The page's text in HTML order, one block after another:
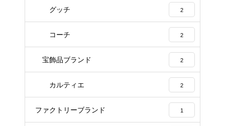
グッチ 2
コーチ 2
宝飾品ブランド 2
カルティエ 2
ファクトリーブランド 1